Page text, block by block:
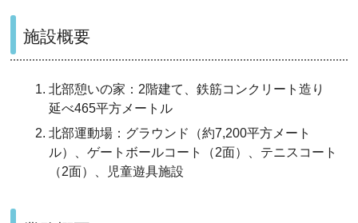
施設概要
北部憩いの家：2階建て、鉄筋コンクリート造り
延べ465平方メートル
北部運動場：グラウンド（約7,200平方メート
ル）、ゲートボールコート（2面）、テニスコート
（2面）、児童遊具施設